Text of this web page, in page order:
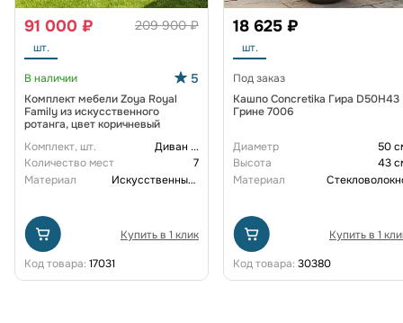
209 900 ₽
91 000 ₽
шт.
В наличии 5
Комплект мебели Zoya Royal
Family из искусственного
ротанга, цвет коричневый
Комплект, шт.
Диван ...
Количество мест
7
Материал
Искусственный ротанг
Купить в 1 клик
Код товара: 17031
18 625 ₽
шт.
Под заказ
Кашпо Concretika Гира D50H43
Грине 7006
Диаметр
50
Высота
43
Материал
Купить в 1
Код товара: 30380